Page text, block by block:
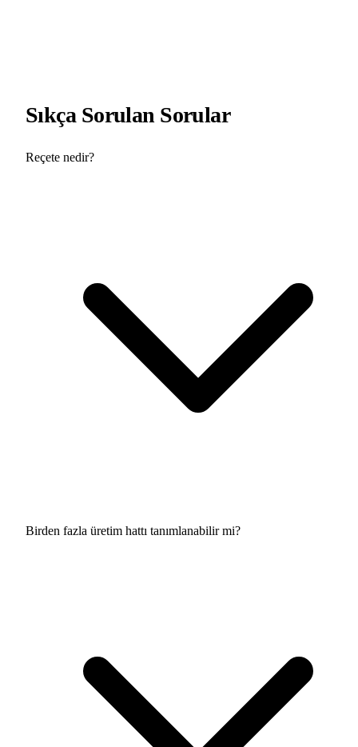
Sıkça Sorulan Sorular
Reçete nedir?
Birden fazla üretim hattı tanımlanabilir mi?